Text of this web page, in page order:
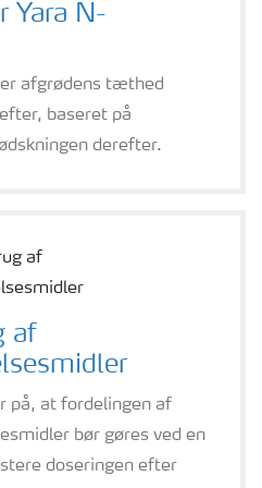
Yara N-
afgrødens tæthed
baseret på
derefter.
af
på, at fordelingen af
bør gøres ved en
doseringen efter